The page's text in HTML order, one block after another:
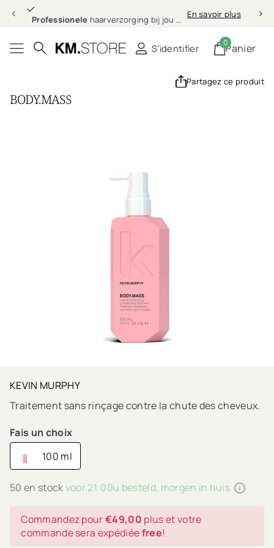
Professionele haarverzorging bij jou thuis En savoir plus
S'identifier Panier
0
Partagez ce produit
BODY.MASS
KEVIN MURPHY
Traitement sans rinçage contre la chute des cheveux.
Fais un choix
100 ml
50 en stockvoor 21:00u besteld, morgen in huis
Commandez pour€49,00 plus et votre
commande sera expédiéefree!